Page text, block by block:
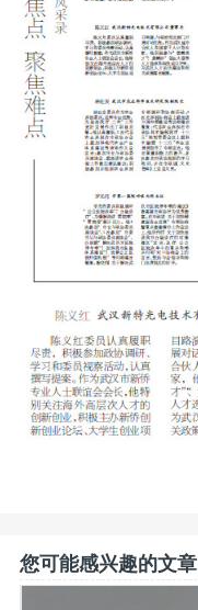
您可能感兴趣的文章